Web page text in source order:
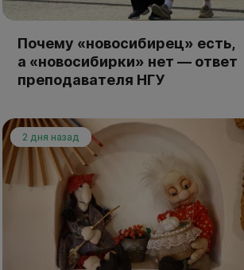
Почему «новосибирец» есть,
а «новосибирки» нет — ответ
преподавателя НГУ
2 дня назад